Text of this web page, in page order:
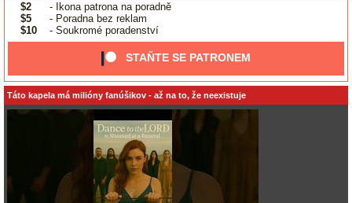
$2
- Ikona patrona na poradně
$5
- Poradna bez reklam
$10
- Soukromé poradenství
STAŇTE SE PATRONEM
Táto kapela má milióny fanúšikov - až na to, že neexistuje